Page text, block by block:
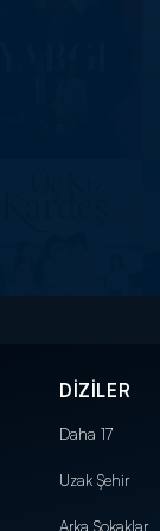
DİZİLER
Daha 17
Uzak Şehir
Arka Sokaklar